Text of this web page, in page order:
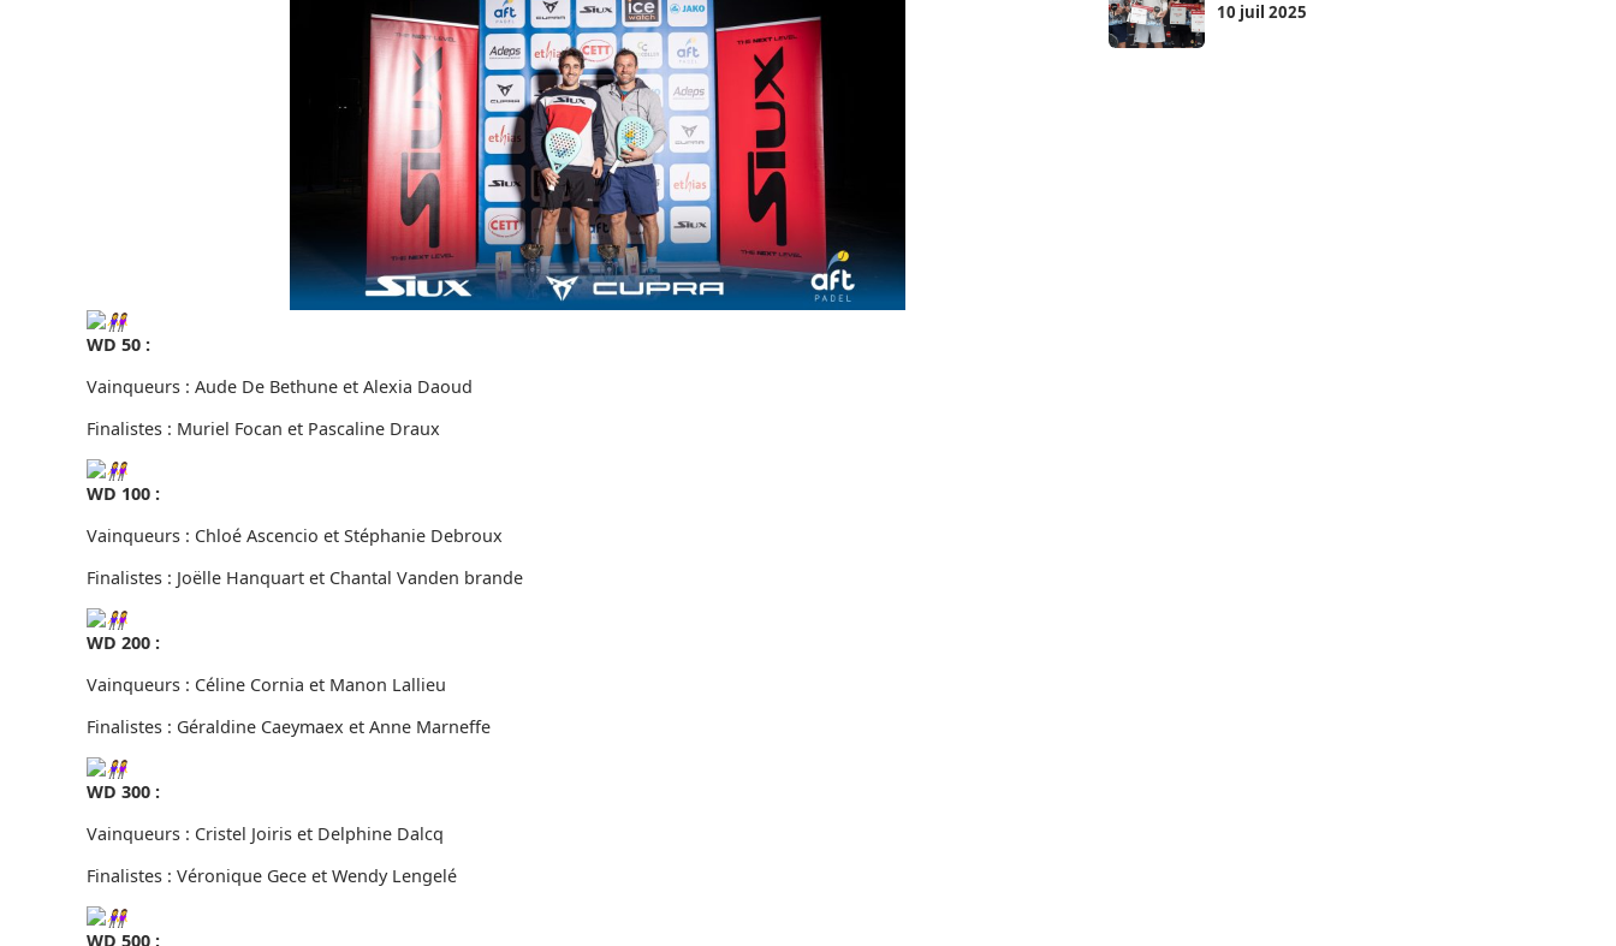
WD 50 :
Vainqueurs : Aude De Bethune et Alexia Daoud
Finalistes : Muriel Focan et Pascaline Draux
WD 100 :
Vainqueurs : Chloé Ascencio et Stéphanie Debroux
Finalistes : Joëlle Hanquart et Chantal Vanden brande
WD 200 :
Vainqueurs : Céline Cornia et Manon Lallieu
Finalistes : Géraldine Caeymaex et Anne Marneffe
WD 300 :
Vainqueurs : Cristel Joiris et Delphine Dalcq
Finalistes : Véronique Gece et Wendy Lengelé
WD 500 :
10 juil 2025